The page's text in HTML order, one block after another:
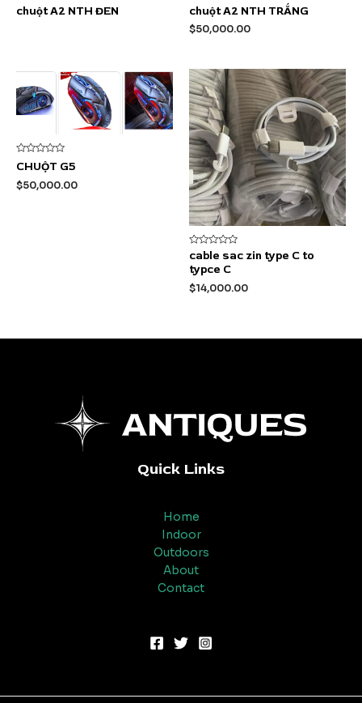
Được
xếp
chuột A2 NTH ĐEN
Được
xếp
hạng
0
chuột A2 NTH TRẮNG
$50,000.00
Được
xếp
hạng
0
CHUỘT G5
$50,000.00
Được
xếp
hạng
5
cable sac zin type C to
typce C
$14,000.00
Quick Links
Home
Indoor
Outdoors
About
Contact